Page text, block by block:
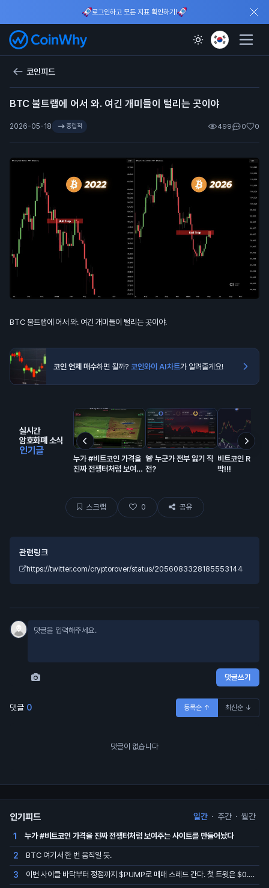
로그인하고 모든 지표 확인하기!
코인피드
BTC 불트랩에 어서 와. 여긴 개미들이 털리는 곳이야
2026-05-18 중립적 499 0 0
BTC 불트랩에 어서 와. 여긴 개미들이 털리는 곳이야.
코인 언제 매수하면 될까? 코인와이 AI차트가 알려줄게요!
실시간
암호화폐 소식
인기글
누가 #비트코인 가격을
진짜 전쟁터처럼 보여주
🚨 누군가 전부 잃기 직
전?
비트코인 RSI 돌
박!!!
스크랩 0 공유
관련링크
https://twitter.com/cryptorover/status/2056083328185553144
댓글쓰기
댓글 0 등록순 ↑ 최신순 ↓
댓글이 없습니다
인기피드 일간 · 주간 · 월간
1 누가 #비트코인 가격을 진짜 전쟁터처럼 보여주는 사이트를 만들어놨다
2 BTC 여기서 한 번 움직일 듯.
3 이번 사이클 바닥부터 정점까지 $PUMP로 매매 스레드 간다. 첫 트윗은 $0.001675에서 했고, $0.002544 도달하면 여기 업데이트,…